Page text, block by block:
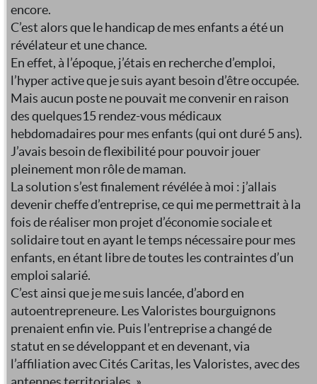
encore.
C’est alors que le handicap de mes enfants a été un
révélateur et une chance.
En effet, à l’époque, j’étais en recherche d’emploi,
l’hyper active que je suis ayant besoin d’être occupée.
Mais aucun poste ne pouvait me convenir en raison
des quelques15 rendez-vous médicaux
hebdomadaires pour mes enfants (qui ont duré 5 ans).
J’avais besoin de flexibilité pour pouvoir jouer
pleinement mon rôle de maman.
La solution s’est finalement révélée à moi : j’allais
devenir cheffe d’entreprise, ce qui me permettrait à la
fois de réaliser mon projet d’économie sociale et
solidaire tout en ayant le temps nécessaire pour mes
enfants, en étant libre de toutes les contraintes d’un
emploi salarié.
C’est ainsi que je me suis lancée, d’abord en
autoentrepreneure. Les Valoristes bourguignons
prenaient enfin vie. Puis l’entreprise a changé de
statut en se développant et en devenant, via
l’affiliation avec Cités Caritas, les Valoristes, avec des